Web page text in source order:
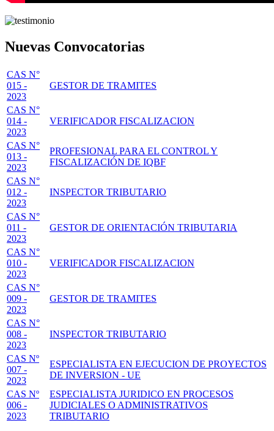
Nuevas Convocatorias
CAS N°
015 -
2023
GESTOR DE TRAMITES
CAS N°
014 -
2023
VERIFICADOR FISCALIZACION
CAS N°
013 -
2023
PROFESIONAL PARA EL CONTROL Y
FISCALIZACIÓN DE IQBF
CAS N°
012 -
2023
INSPECTOR TRIBUTARIO
CAS N°
011 -
2023
GESTOR DE ORIENTACIÓN TRIBUTARIA
CAS N°
010 -
2023
VERIFICADOR FISCALIZACION
CAS N°
009 -
2023
GESTOR DE TRAMITES
CAS N°
008 -
2023
INSPECTOR TRIBUTARIO
CAS Nº
007 -
2023
ESPECIALISTA EN EJECUCION DE PROYECTOS
DE INVERSION - UE
CAS Nº
006 -
2023
ESPECIALISTA JURIDICO EN PROCESOS
JUDICIALES O ADMINISTRATIVOS
TRIBUTARIO